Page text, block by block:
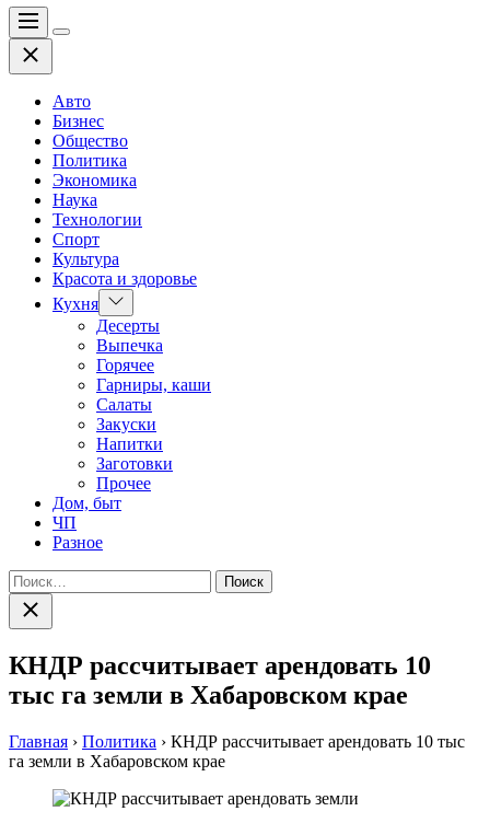
Меню
Цвет
Закрыть
Авто
Бизнес
Общество
Политика
Экономика
Наука
Технологии
Спорт
Культура
Красота и здоровье
Кухня Показать
подменю
Десерты
Выпечка
Горячее
Гарниры, каши
Салаты
Закуски
Напитки
Заготовки
Прочее
Дом, быт
ЧП
Разное
Найти:
Закрыть
поиск
КНДР рассчитывает арендовать 10
тыс га земли в Хабаровском крае
Главная › Политика › КНДР рассчитывает арендовать 10 тыс
га земли в Хабаровском крае